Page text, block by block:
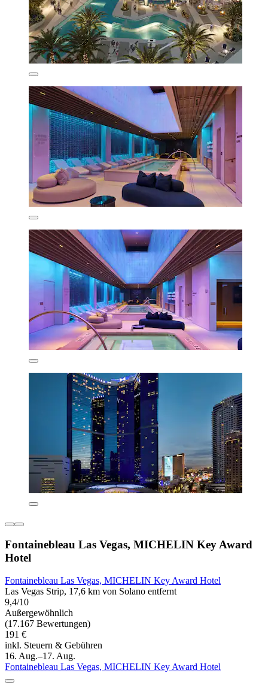
Fontainebleau Las Vegas, MICHELIN Key Award
Hotel
Fontainebleau Las Vegas, MICHELIN Key Award Hotel
Las Vegas Strip, 17,6 km von Solano entfernt
9,4/10
Außergewöhnlich
(17.167 Bewertungen)
191 €
inkl. Steuern & Gebühren
16. Aug.–17. Aug.
Fontainebleau Las Vegas, MICHELIN Key Award Hotel